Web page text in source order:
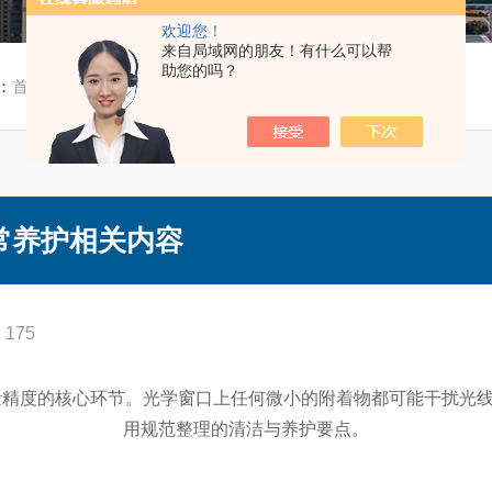
欢迎您！
来自局域网的朋友！有什么可以帮
助您的吗？
首页 技术文章/ 浊度分析仪探头清洁与日常养护相关内容
养护相关内容
175
核心环节。光学窗口上任何微小的附着物都可能干扰光
用规范整理的清洁与养护要点。